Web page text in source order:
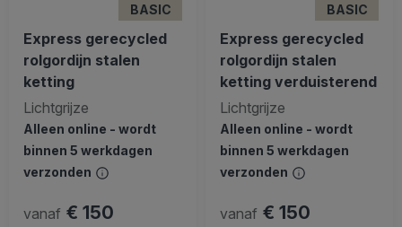
BASIC
Express gerecycled
rolgordijn stalen
ketting
Lichtgrijze
Alleen online - wordt
binnen 5 werkdagen
verzonden
vanaf € 150
BASIC
Express gerecycled
rolgordijn stalen
ketting verduisterend
Lichtgrijze
Alleen online - wordt
binnen 5 werkdagen
verzonden
vanaf € 150